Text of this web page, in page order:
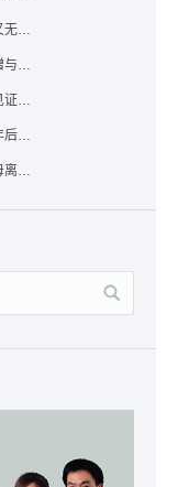
福州律师蔡思斌评析：录音不具备遗嘱形式又无法证明赠与意愿——法院：按法定继承处理
福州律师蔡思斌解答：变天了：福州继承、赠与房产转让要收20%个税？福州国税官方回复来了！
福州律师蔡思斌评析：见证人欠继承人钱，见证遗嘱还有效吗？
福州律师蔡思斌评析：遗赠抚养协议订立四年后丧失民事行为能力，协议有效吗？
福州律师蔡思斌评析：二审改判！继父与生母离婚后，曾受其抚养的继子女是否仍享有继承权？